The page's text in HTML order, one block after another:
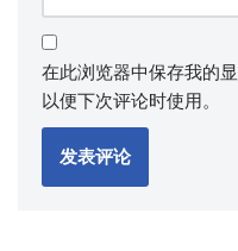
在此浏览器中保存我的
以便下次评论时使用。